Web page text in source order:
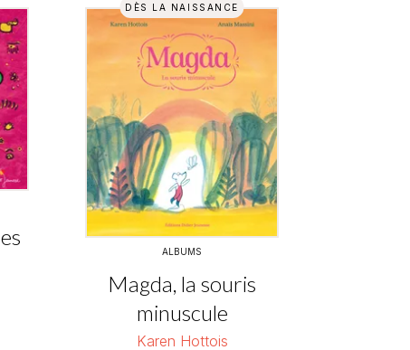
DÈS LA NAISSANCE
ALBUMS
Magda, la souris
minuscule
Karen Hottois